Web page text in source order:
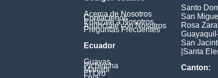
Acerca de Nosotros
Contáctenos
Enlázate a Nosotros
Anúnciate con Nosotros
Preguntas Frecuentes
Ecuador
Guayas
Pichincha
Manabí
El Oro
Santo
San
Rosa
San
Santa
Canton: